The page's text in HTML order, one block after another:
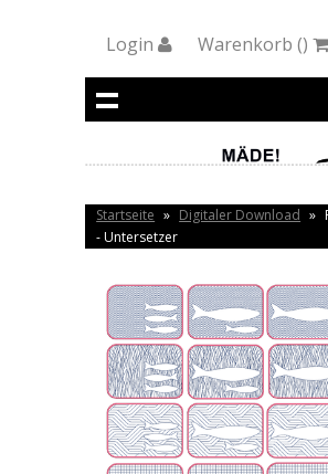
Login Warenkorb ()
Startseite » Digitaler Download »
- Untersetzer